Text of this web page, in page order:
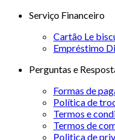
Serviço Financeiro
Cartão Le
Empréstimo
Perguntas e
Formas de
Política de
Termos e
Termos de
Politica de